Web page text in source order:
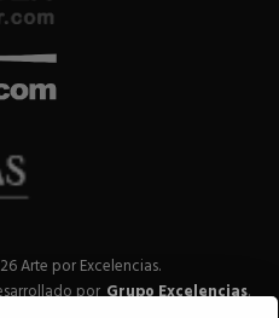
Arte por Excelencias.
por Grupo Excelencias.